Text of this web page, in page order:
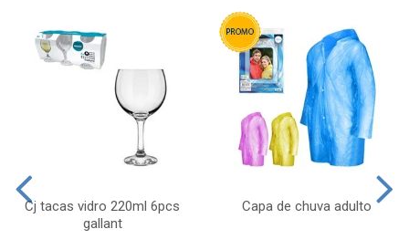
Cj tacas vidro 220ml 6pcs
gallant
Capa de chuva adulto